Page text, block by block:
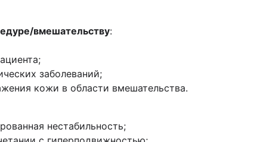
вмешательству:
заболеваний;
кожи в области вмешательства.
нестабильность;